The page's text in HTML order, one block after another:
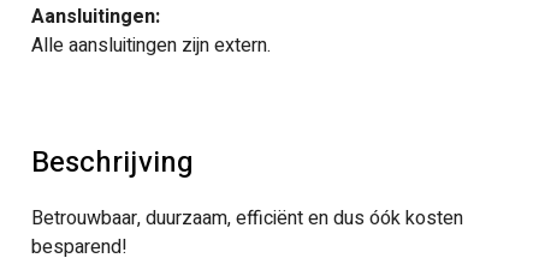
Aansluitingen:
Alle aansluitingen zijn extern.
Beschrijving
Betrouwbaar, duurzaam, efficiënt en dus óók kosten
besparend!